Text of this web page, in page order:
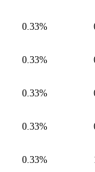
0.33%
0.33%
0.33%
0.33%
0.33%